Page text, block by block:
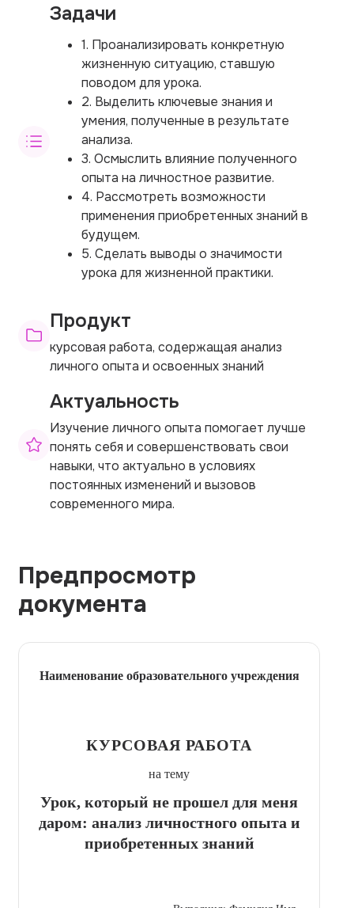
Задачи
1. Проанализировать конкретную
жизненную ситуацию, ставшую
поводом для урока.
2. Выделить ключевые знания и
умения, полученные в результате
анализа.
3. Осмыслить влияние полученного
опыта на личностное развитие.
4. Рассмотреть возможности
применения приобретенных знаний в
будущем.
5. Сделать выводы о значимости
урока для жизненной практики.
Продукт
курсовая работа, содержащая анализ
личного опыта и освоенных знаний
Актуальность
Изучение личного опыта помогает лучше
понять себя и совершенствовать свои
навыки, что актуально в условиях
постоянных изменений и вызовов
современного мира.
Предпросмотр
документа
Наименование образовательного учреждения
КУРСОВАЯ РАБОТА
на тему
Урок, который не прошел для меня
даром: анализ личностного опыта и
приобретенных знаний